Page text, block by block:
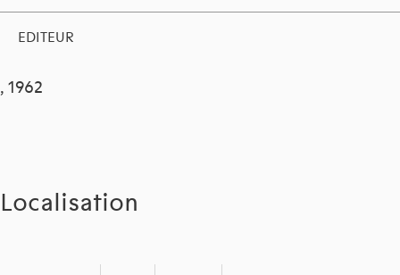
EDITEUR
, 1962
Localisation